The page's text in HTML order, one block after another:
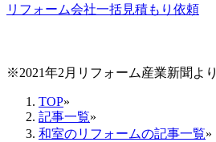
リフォーム会社一括見積もり依頼
※2021年2月リフォーム産業新聞より
TOP»
記事一覧»
和室のリフォームの記事一覧»